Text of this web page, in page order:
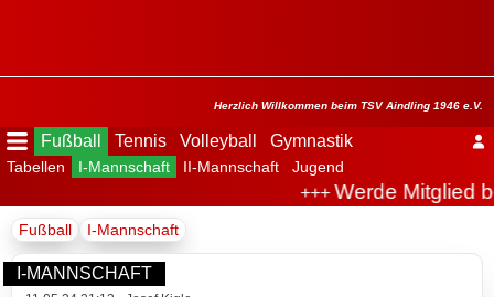
Herzlich Willkommen beim TSV Aindling 1946 e.V.
Fußball Tennis Volleyball Gymnastik
Tabellen I-Mannschaft II-Mannschaft Jugend
+++Werde Mitglied
Verein
Fußball
Fußball I-Mannschaft
I-MANNSCHAFT